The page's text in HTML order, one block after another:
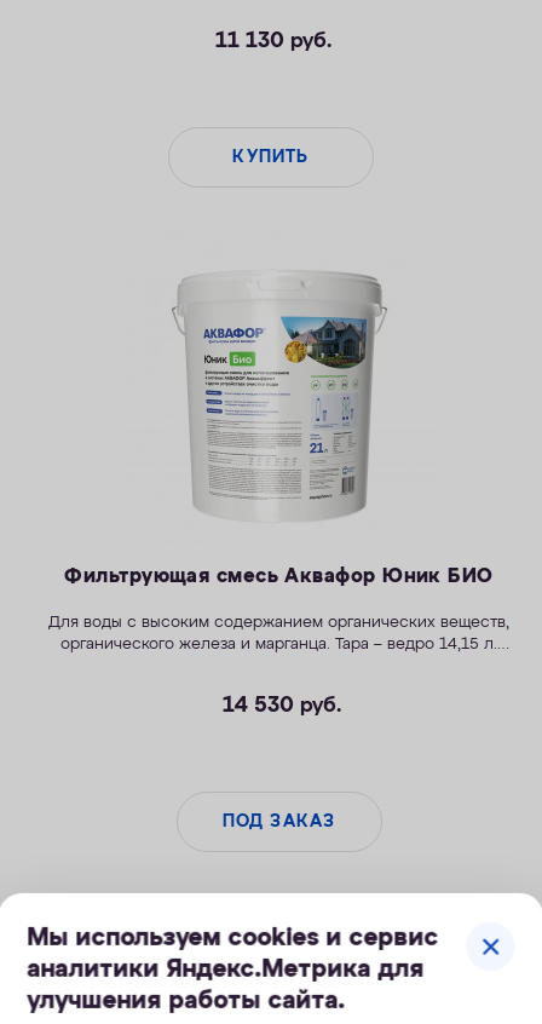
11 130 руб.
КУПИТЬ
Фильтрующая смесь Аквафор Юник БИО
Для воды с высоким содержанием органических веществ,
органического железа и марганца. Тара – ведро 14,15 л.
14 530 руб.
ПОД ЗАКАЗ
Мы используем cookies и сервис
аналитики Яндекс.Метрика для
улучшения работы сайта.